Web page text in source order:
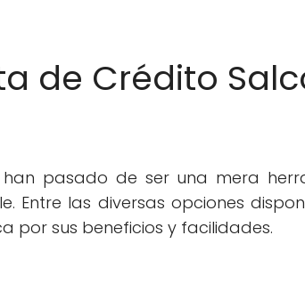
de Crédito
pasado de ser una mera
Entre las diversas opciones
por sus beneficios y facilidades.